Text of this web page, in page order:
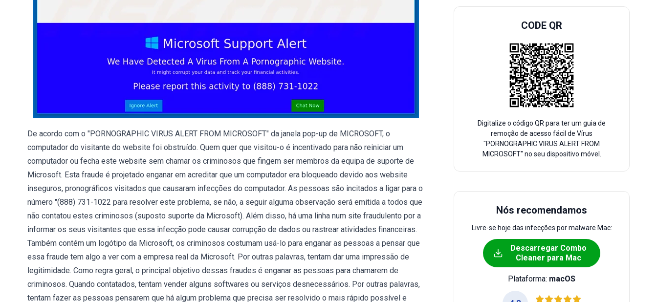
De acordo com o "PORNOGRAPHIC VIRUS ALERT FROM MICROSOFT" da janela pop-up de MICROSOFT, o
computador do visitante do website foi obstruído. Quem quer que visitou-o é incentivado para não reiniciar um
computador ou fecha este website sem chamar os criminosos que fingem ser membros da equipa de suporte de
Microsoft. Esta fraude é projetado enganar em acreditar que um computador era bloqueado devido aos website
inseguros, pronográficos visitados que causaram infecções do computador. As pessoas são incitados a ligar para o
número "(888) 731-1022 para resolver este problema, se não, a seguir alguma observação será emitida a todos que
não contatou estes criminosos (suposto suporte da Microsoft). Além disso, há uma linha num site fraudulento por a
informar os seus visitantes que essa infecção pode causar corrupção de dados ou rastrear atividades financeiras.
Também contém um logótipo da Microsoft, os criminosos costumam usá-lo para enganar as pessoas a pensar que
essa fraude tem algo a ver com a empresa real da Microsoft. Por outras palavras, tentam dar uma impressão de
legitimidade. Como regra geral, o principal objetivo dessas fraudes é enganar as pessoas para chamarem de
criminosos. Quando contatados, tentam vender alguns softwares ou serviços desnecessários. Por outras palavras,
tentam fazer as pessoas pensarem que há algum problema que precisa ser resolvido o mais rápido possível e
CODE QR
Digitalize o código QR para ter um guia de
remoção de acesso fácil de Vírus
"PORNOGRAPHIC VIRUS ALERT FROM
MICROSOFT" no seu dispositivo móvel.
Nós recomendamos
Livre-se hoje das infecções por malware Mac:
Descarregar Combo
Cleaner para Mac
Plataforma: macOS